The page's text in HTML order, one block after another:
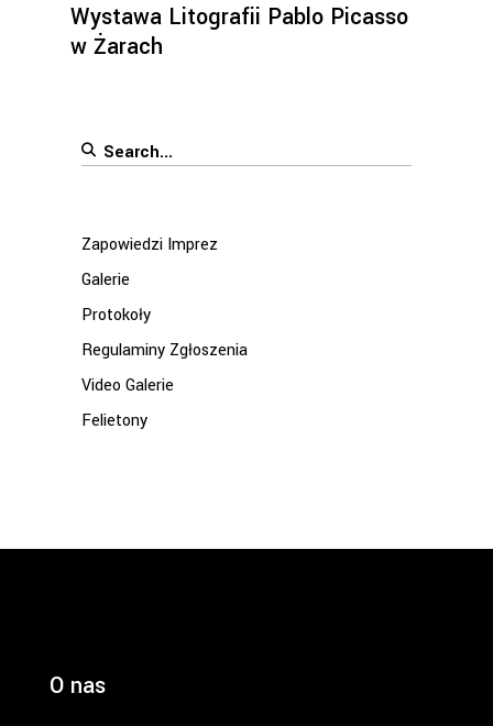
Wystawa Litografii Pablo Picasso
w Żarach
Search
Zapowiedzi Imprez
Galerie
Protokoły
Regulaminy Zgłoszenia
Video Galerie
Felietony
O nas